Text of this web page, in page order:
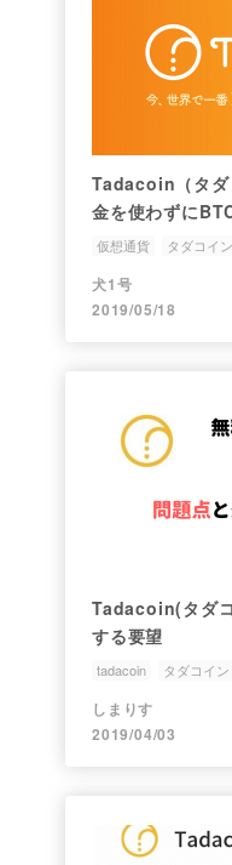
Tadacoin（タダ
金を使わずに
仮想通貨 タダコイン
犬1号
2019/05/18
Tadacoin(タダ
する要望
tadacoin タダコイン
しまりす
2019/04/03